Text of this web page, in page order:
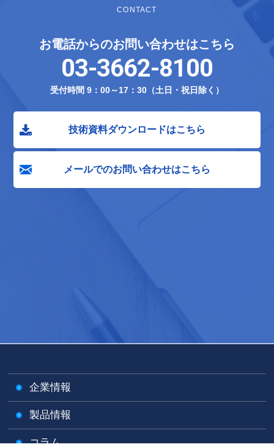
CONTACT
お電話からのお問い合わせはこちら
03-3662-8100
受付時間 9：00～17：30（土日・祝日除く）
技術資料ダウンロードはこちら
メールでのお問い合わせはこちら
企業情報
製品情報
コラム